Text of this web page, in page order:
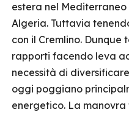
estera nel
Algeria. Tuttavia
con il Cremlino.
rapporti facendo leva
necessità di
oggi poggiano
energetico. La